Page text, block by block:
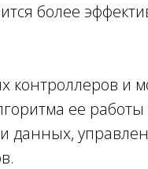
более
контроллеров и
ее работы
данных,